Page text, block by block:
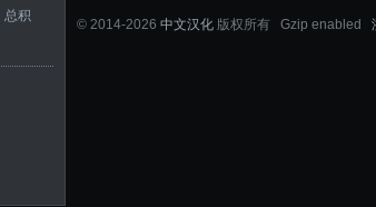
总积
© 2014-2026 中文汉化 版权所有 Gzip enabled